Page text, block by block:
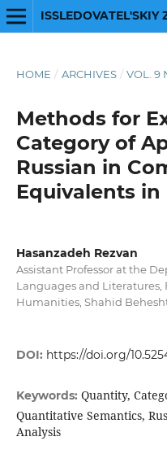
HOME / ARCHIVES / VOL. 9
Methods for
Category of
Russian in
Equivalents in
Hasanzadeh Rezvan
Assistant Professor at the
Languages and Literatures,
Humanities, Shahid
DOI: https://doi.org/
Keywords: Quantity,
Quantitative Semantics,
Analysis